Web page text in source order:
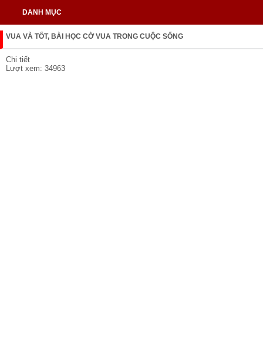
DANH MỤC
VUA VÀ TỐT, BÀI HỌC CỜ VUA TRONG CUỘC SỐNG
Chi tiết
Lượt xem: 34963